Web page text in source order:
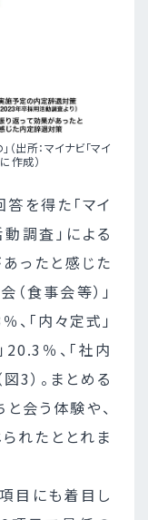
出所：マイナビ「マイ
作成）
を得た「マイ
調査」による
ったと感じた
（食事会等）」
、「内々定式」
％、「社内
3）。まとめる
会う体験や、
れたととれま
目にも着目し